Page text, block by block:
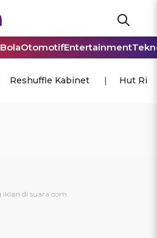
BolaOtomotifEntertainment
Reshuffle Kabinet Hut Ri